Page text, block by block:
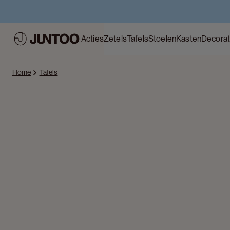
ActiesZetelsTafelsStoelenKasten
Home Tafels